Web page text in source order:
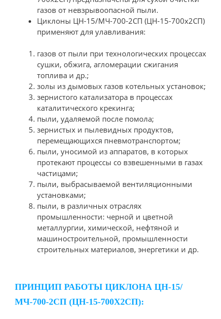
газов от невзрывоопасной пыли.
Циклоны ЦН-15/МЧ-700-2СП (ЦН-15-700х2СП)
применяют для улавливания:
газов от пыли при технологических процессах
сушки, обжига, агломерации сжигания
топлива и др.;
золы из дымовых газов котельных установок;
зернистого катализатора в процессах
каталитического крекинга;
пыли, удаляемой после помола;
зернистых и пылевидных продуктов,
перемещающихся пневмотранспортом;
пыли, уносимой из аппаратов, в которых
протекают процессы со взвешенными в газах
частицами;
пыли, выбрасываемой вентиляционными
установками;
пыли, в различных отраслях
промышленности: черной и цветной
металлургии, химической, нефтяной и
машиностроительной, промышленности
строительных материалов, энергетики и др.
ПРИНЦИП РАБОТЫ ЦИКЛОНА ЦН-15/
МЧ-700-2СП (ЦН-15-700Х2СП):